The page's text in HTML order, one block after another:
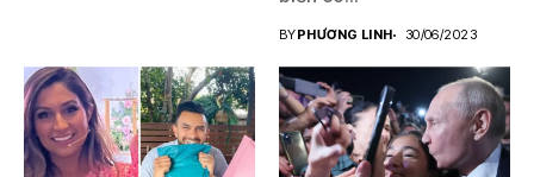
BYPHƯƠNG LINH 30/06/2023